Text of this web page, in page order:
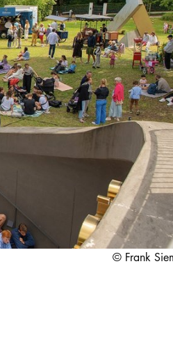
© Frank
STUDIUM
PROMOTION, FORSCHUNG
Intranet
Online-Bewerbung